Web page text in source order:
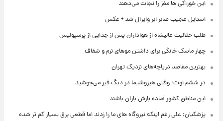
این خوراکی ها مغز را نجات می‌دهند
استایل عجیب صابر ابر وایرال شد + عکس
طلب حلالیت عالیشاه از هواداران پس از جدایی از پرسپولیس
چهار ماسک خانگی برای داشتن موهای نرم و شفاف
بهترین مقاصد دریاچه‌های نزدیک تهران
در ششم اوت؛ وقتی هیروشیما در دیگ قیر می‌جوشید
این مناطق کشور آماده بارش باران باشند
پزشکیان: علی رغم اینکه نیروگاه های ما را زدند اما قطعی برق بسیار کم تر شده